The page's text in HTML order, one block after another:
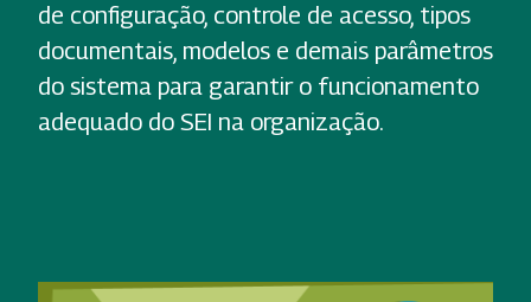
de configuração, controle de acesso, tipos
documentais, modelos e demais parâmetros
do sistema para garantir o funcionamento
adequado do SEI na organização.